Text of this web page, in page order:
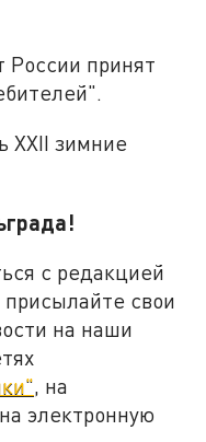
России принят
XXII зимние
с редакцией
свои
на наши
, на
электронную